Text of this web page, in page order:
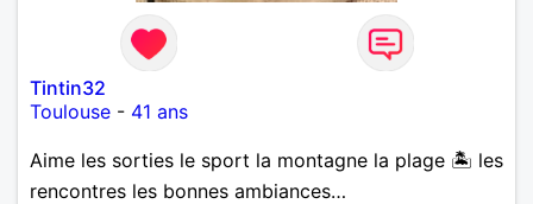
Tintin32
Toulouse - 41 ans
Aime les sorties le sport la montagne la plage 🏝️ les
rencontres les bonnes ambiances…